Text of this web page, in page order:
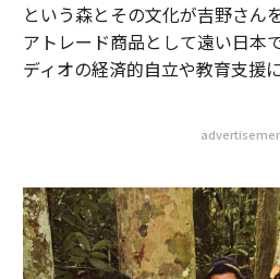
という森とその文化が吉野さん
アトレード商品として遠い日本
ディオの経済的自立や教育支援